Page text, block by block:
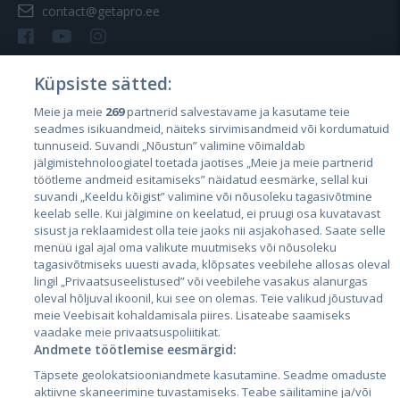
contact@getapro.ee
Riigid
Eesti
Läti
Leedu
City24.lv
City24.ee
CVbankas.lt
Kainos.lt
Küpsiste sätted:
Meie ja meie 269partnerid salvestavame ja kasutame teie
seadmes isikuandmeid, näiteks sirvimisandmeid või kordumatuid
tunnuseid. Suvandi „Nõustun” valimine võimaldab
jälgimistehnoloogiatel toetada jaotises „Meie ja meie partnerid
töötleme andmeid esitamiseks” näidatud eesmärke, sellal kui
suvandi „Keeldu kõigist” valimine või nõusoleku tagasivõtmine
keelab selle. Kui jälgimine on keelatud, ei pruugi osa kuvatavast
sisust ja reklaamidest olla teie jaoks nii asjakohased. Saate selle
menüü igal ajal oma valikute muutmiseks või nõusoleku
tagasivõtmiseks uuesti avada, klõpsates veebilehe allosas oleval
lingil „Privaatsuseelistused” või veebilehe vasakus alanurgas
oleval hõljuval ikoonil, kui see on olemas. Teie valikud jõustuvad
meie Veebisait kohaldamisala piires. Lisateabe saamiseks
vaadake meie privaatsuspoliitikat.
Andmete töötlemise eesmärgid:
Täpsete geolokatsiooniandmete kasutamine. Seadme omaduste
aktiivne skaneerimine tuvastamiseks. Teabe säilitamine ja/või